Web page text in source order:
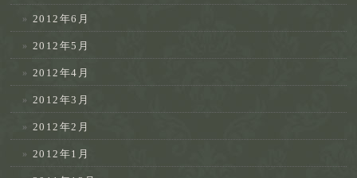
2012年6月
2012年5月
2012年4月
2012年3月
2012年2月
2012年1月